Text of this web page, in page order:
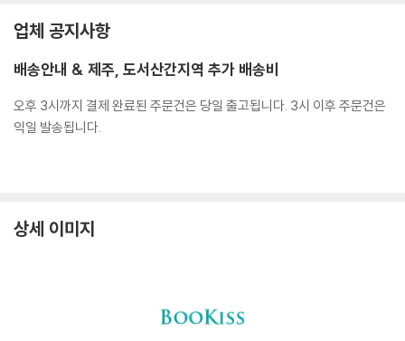
업체 공지사항
배송안내 & 제주, 도서산간지역 추가 배송비
오후 3시까지 결제 완료된 주문건은 당일 출고됩니다. 3시 이후 주문건은
익일 발송됩니다.
상세 이미지